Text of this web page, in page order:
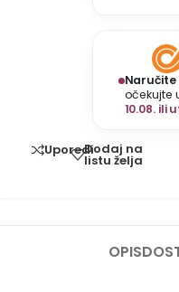
Naručite
očekujte
10.08. ili
UporediDodaj na
listu želja
OPIS